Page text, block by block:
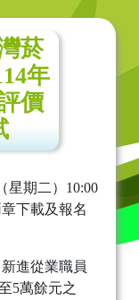
菸
年
價
星期二）10:00
下載及報名
進從業職員
5萬餘元之